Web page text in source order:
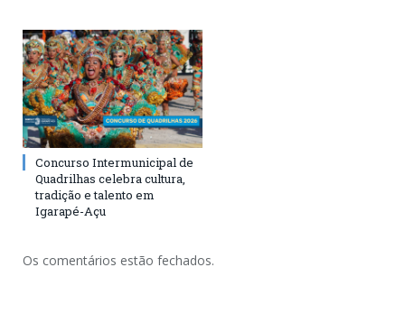
Concurso Intermunicipal de
Quadrilhas celebra cultura,
tradição e talento em
Igarapé-Açu
Os comentários estão fechados.